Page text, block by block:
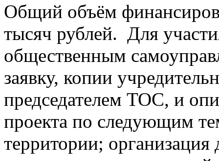
Общий объём
тысяч рублей. Для
общественным
заявку, копии
председателем ТОС, и
проекта по следующим
территории; организация